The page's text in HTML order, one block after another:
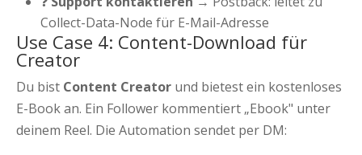
Collect-Data-Node für E-Mail-Adresse
Use Case 4: Content-Download für
Creator
Du bist Content Creator und bietest ein kostenloses
E-Book an. Ein Follower kommentiert „Ebook" unter
deinem Reel. Die Automation sendet per DM: